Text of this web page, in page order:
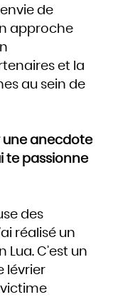
de
approche
et la
au sein de
une anecdote
te passionne
des
réalisé un
C’est un
lévrier